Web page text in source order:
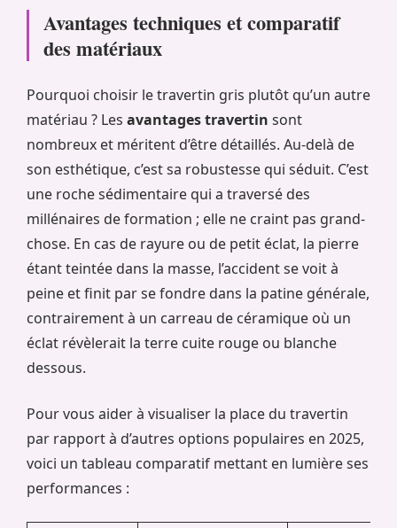
Avantages techniques et comparatif
des matériaux
Pourquoi choisir le travertin gris plutôt qu’un autre
matériau ? Les avantages travertin sont
nombreux et méritent d’être détaillés. Au-delà de
son esthétique, c’est sa robustesse qui séduit. C’est
une roche sédimentaire qui a traversé des
millénaires de formation ; elle ne craint pas grand-
chose. En cas de rayure ou de petit éclat, la pierre
étant teintée dans la masse, l’accident se voit à
peine et finit par se fondre dans la patine générale,
contrairement à un carreau de céramique où un
éclat révèlerait la terre cuite rouge ou blanche
dessous.
Pour vous aider à visualiser la place du travertin
par rapport à d’autres options populaires en 2025,
voici un tableau comparatif mettant en lumière ses
performances :